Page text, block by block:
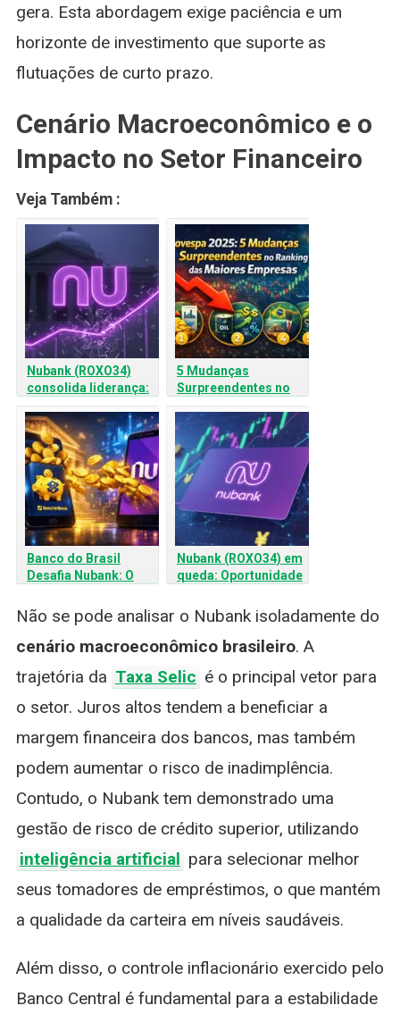
gera. Esta abordagem exige paciência e um
horizonte de investimento que suporte as
flutuações de curto prazo.
Cenário Macroeconômico e o
Impacto no Setor Financeiro
Veja Também :
Nubank (ROXO34)
consolida liderança:
Lucro recorde supera
rentabilidade do Itaú
5 Mudanças
Surpreendentes no
Ranking das Maiores
Empresas da B3
Banco do Brasil
Desafia Nubank: O
“Cofrinhos” e a
Disputa pelo Pequeno
Investidor
Nubank (ROXO34) em
queda: Oportunidade
alerta? Veja a análise!
Não se pode analisar o Nubank isoladamente do
cenário macroeconômico brasileiro. A
trajetória da Taxa Selic é o principal vetor para
o setor. Juros altos tendem a beneficiar a
margem financeira dos bancos, mas também
podem aumentar o risco de inadimplência.
Contudo, o Nubank tem demonstrado uma
gestão de risco de crédito superior, utilizando
inteligência artificial para selecionar melhor
seus tomadores de empréstimos, o que mantém
a qualidade da carteira em níveis saudáveis.
Além disso, o controle inflacionário exercido pelo
Banco Central é fundamental para a estabilidade